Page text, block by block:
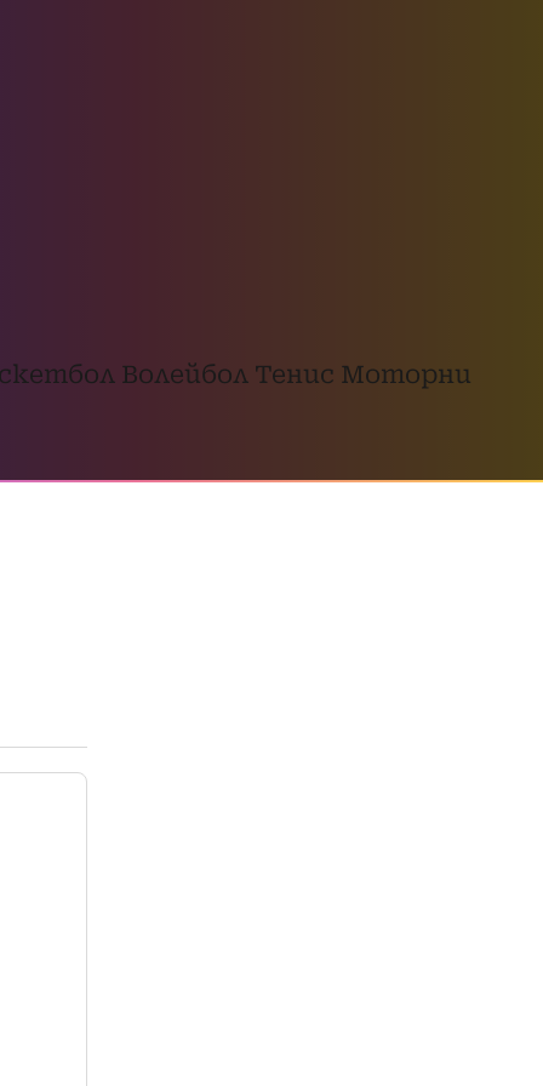
Волейбол Тенис Моторни